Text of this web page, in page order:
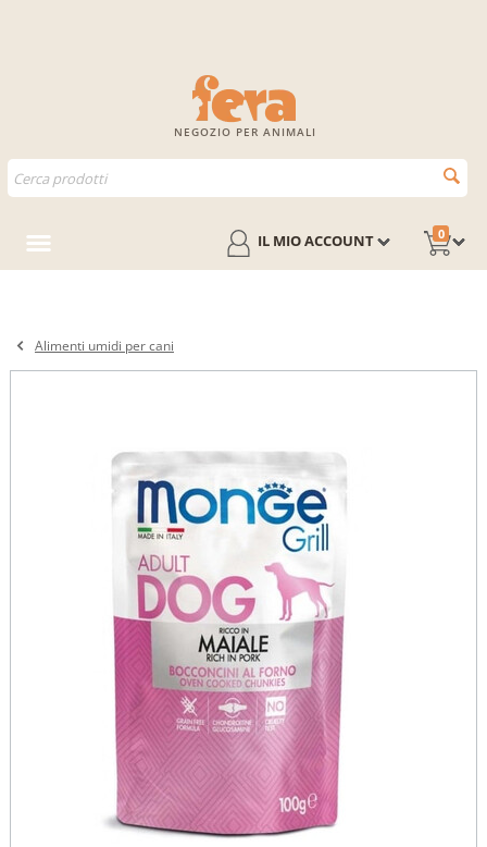
NEGOZIO PER ANIMALI
0
IL MIO ACCOUNT
Alimenti umidi per cani